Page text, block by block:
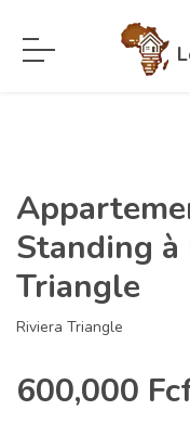
Standing
Triangle
Riviera Triangle
600,000